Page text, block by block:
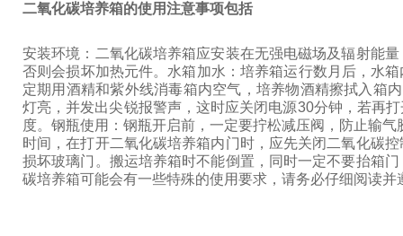
二氧化碳培养箱的使用注意事项包括
安装环境：二氧化碳培养箱应安装在无强电磁场及辐射能
否则会损坏加热元件。 水箱加水：培养箱运行数月后，水
定期用酒精和紫外线消毒箱内空气，培养物酒精擦拭入箱
灯亮，并发出尖锐报警声，这时应关闭电源30分钟，若再
度。 钢瓶使用：钢瓶开启前，一定要拧松减压阀，防止输
时间，在打开二氧化碳培养箱内门时，应先关闭二氧化碳控
损坏玻璃门。搬运培养箱时不能倒置，同时一定不要抬箱
碳培养箱可能会有一些特殊的使用要求，请务必仔细阅读